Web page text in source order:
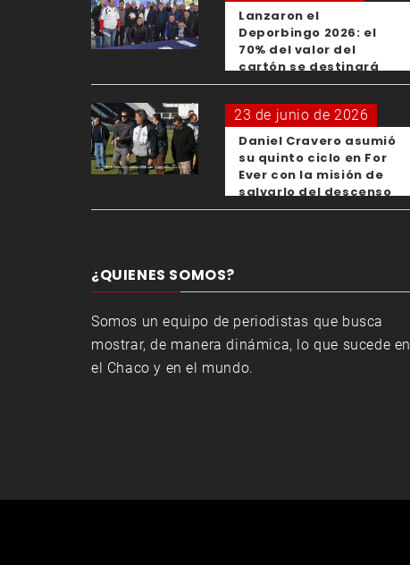
Lanzaron el
Deporbingo 2026: el
70% del valor del
cartón se destinará
para los clubes
23 de junio de 2026
Daniel Cravero asumió
su quinto ciclo en For
Ever con la misión de
salvarlo del descenso
¿QUIENES SOMOS?
Somos un equipo de periodistas que busca
mostrar, de manera dinámica, lo que sucede en
el Chaco y en el mundo.